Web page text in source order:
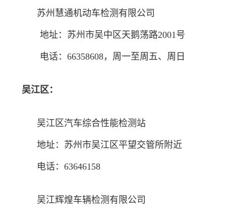
苏州慧通机动车检测有限公司
地址：苏州市吴中区天鹅荡路2001号
电话：66358608，周一至周五、周日
吴江区：
吴江区汽车综合性能检测站
地址：苏州市吴江区平望交管所附近
电话：63646158
吴江辉煌车辆检测有限公司